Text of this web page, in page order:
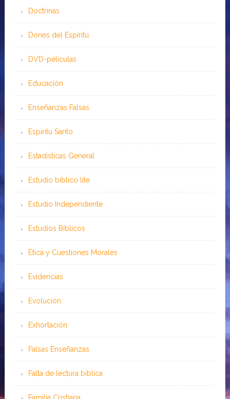
Doctrinas
Dones del Espíritu
DVD-peliculas
Educación
Enseñanzas Falsas
Espíritu Santo
Estadísticas General
Estudio bíblico lite
Estudio Independiente
Estudios Bíblicos
Ética y Cuestiones Morales
Evidencias
Evolución
Exhortación
Falsas Enseñanzas
Falta de lectura bíblica